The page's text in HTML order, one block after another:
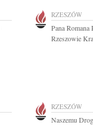
RZESZÓW
Pana
Rzeszowie
RZESZÓW
Naszemu